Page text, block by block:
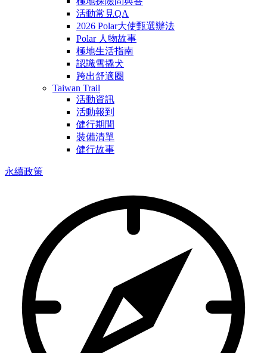
活動常見QA
2026 Polar大使甄選辦法
Polar 人物故事
極地生活指南
認識雪撬犬
跨出舒適圈
Taiwan Trail
活動資訊
活動報到
健行期間
裝備清單
健行故事
永續政策